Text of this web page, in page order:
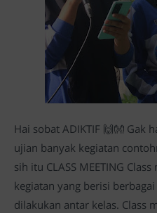
Hai sobat ADIKTIF 🙌👐 Gak
ujian banyak kegiatan
sih itu CLASS MEETING
kegiatan yang berisi
dilakukan antar kelas. Class